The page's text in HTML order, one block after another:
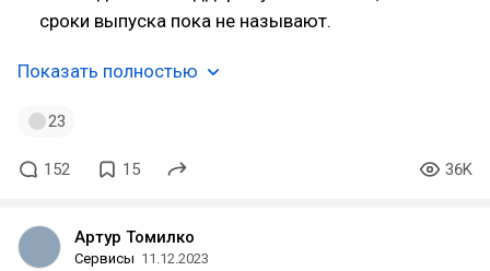
сроки выпуска пока не называют.
Показать полностью
23
152 15 36K
Артур Томилко
Сервисы 11.12.2023